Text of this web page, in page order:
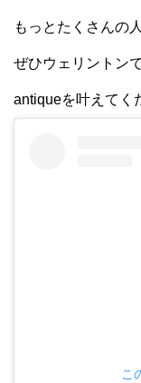
もっとたくさんの
ぜひウェリントン
antiqueを叶えてく
こ